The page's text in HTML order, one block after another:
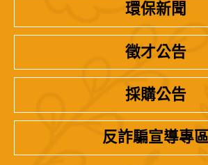
環保新聞
徵才公告
採購公告
反詐騙宣導專